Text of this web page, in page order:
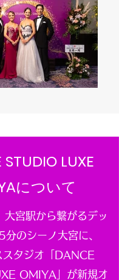
LUXE
について
宮駅から繋がるデッ
分のシーノ大宮に、
スタジオ「DANCE
OMIYA」が新規オ